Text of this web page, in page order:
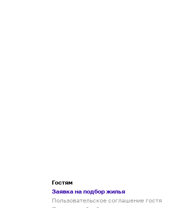
Гостям
Заявка на подбор жилья
Пользовательское соглашение гостя